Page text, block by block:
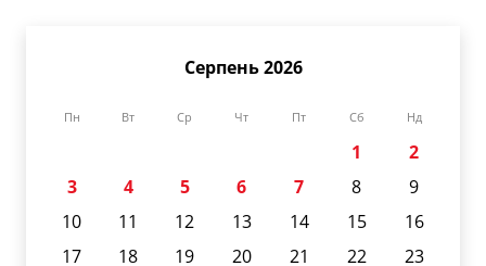
Серпень 2026
Пн Вт Ср Чт Пт Сб Нд
1
2
3
4 5 6 7 8
9
10
11 12 13 14 15
16
17
18 19 20 21 22
23